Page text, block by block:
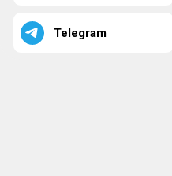
Telegram